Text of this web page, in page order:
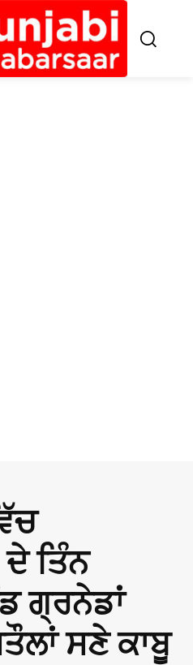
ਤਿੰਨ
ਗ੍ਰਨੇਡਾਂ
ਸਣੇ ਕਾਬੂ